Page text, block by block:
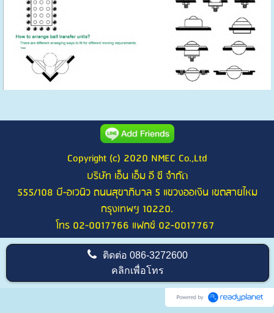
Copyright (c) 2020 NMEC Co.,Ltd
บริษัท เอ็น เอ็ม อี ซี จำกัด
555/108 บี-อเวนิว ถนนสุขาภิบาล 5 แขวงออเงิน เขตสายไหม
กรุงเทพฯ 10220.
โทร 02-0017766 แฟกซ์ 02-0017767
ติดต่อ 086-3272600
คลิกเพื่อโทร